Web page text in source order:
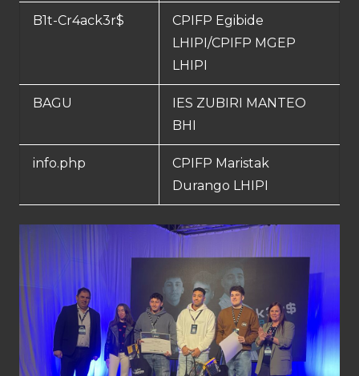
B1t-Cr4ack3r$
CPIFP Egibide
LHIPI/CPIFP MGEP
LHIPI
BAGU
IES ZUBIRI MANTEO
BHI
info.php
CPIFP Maristak
Durango LHIPI